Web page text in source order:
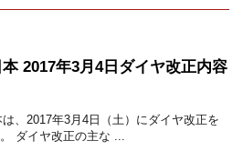
2017年3月4日ダイヤ改正内容
、2017年3月4日（土）にダイヤ改正を
ダイヤ改正の主な ...